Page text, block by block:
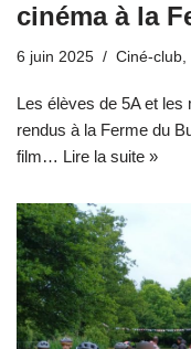
cinéma à la
6 juin 2025 Ciné-club,
Les élèves de 5A et
rendus à la Ferme du
film… Lire la suite »